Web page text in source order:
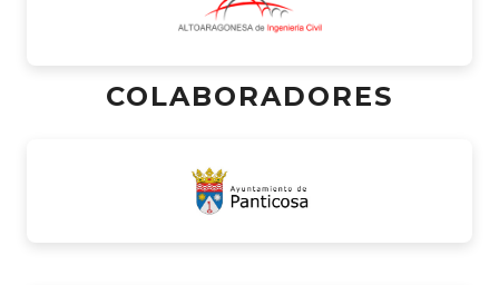
COLABORADORES